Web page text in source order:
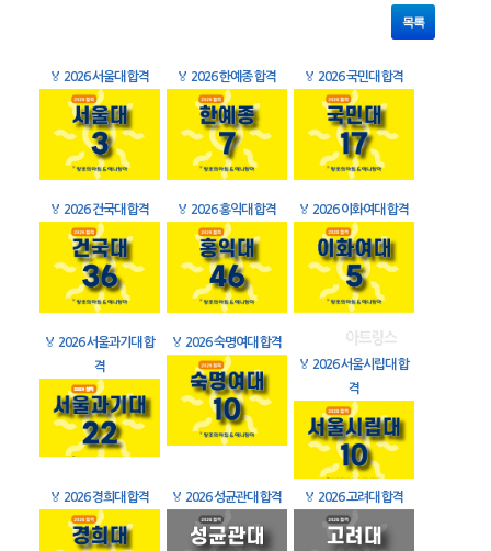
목록
🏅 2026 서울대 합격 🏅 2026 한예종 합격 🏅 2026 국민대 합격
🏅 2026 건국대 합격 🏅 2026 홍익대 합격 🏅 2026 이화여대 합격
🏅 2026 서울과기대 합
격
🏅 2026 숙명여대 합격
🏅 2026 서울시립대 합
격
🏅 2026 경희대 합격 🏅 2026 성균관대 합격 🏅 2026 고려대 합격